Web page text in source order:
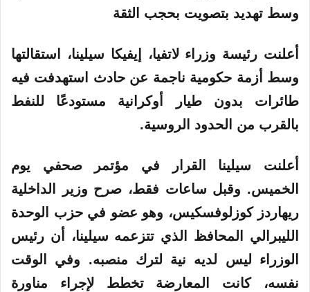
وسط تهديد بتصويت بحجب الثقة
أعلنت رئيسة وزراء لاتفيا، إيفيكا سيلينا، استقالتها
وسط أزمة حكومية ناجمة عن حادث استهدفت فيه
طائرات بدون طيار أوكرانية مستودعًا للنفط
بالقرب من الحدود الروسية.
أعلنت سيلينا القرار في مؤتمر صحفي يوم
الخميس. وقبل ساعات فقط، صرح وزير الداخلية
ريهاردز كوزلوفسكيس، وهو عضو في حزب الوحدة
الليبرالي المحافظ الذي تتزعمه سيلينا، أن رئيس
الوزراء ليس لديه نية لترك منصبه. وفي الوقت
نفسه، كانت المعارضة تخطط لإجراء مناورة